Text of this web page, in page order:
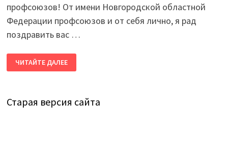
профсоюзов! От имени Новгородской областной
Федерации профсоюзов и от себя лично, я рад
поздравить вас …
С
ДНЁМ
РОССИИ!
ЧИТАЙТЕ ДАЛЕЕ
Старая версия сайта